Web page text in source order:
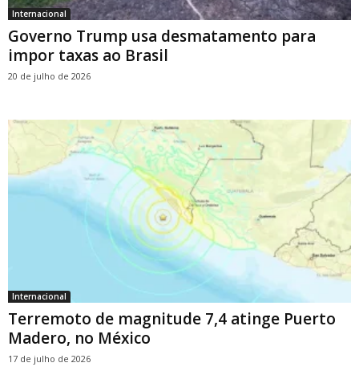
Internacional
Governo Trump usa desmatamento para
impor taxas ao Brasil
20 de julho de 2026
Internacional
Terremoto de magnitude 7,4 atinge Puerto
Madero, no México
17 de julho de 2026